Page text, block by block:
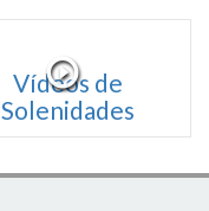
Vídeos de
Solenidades